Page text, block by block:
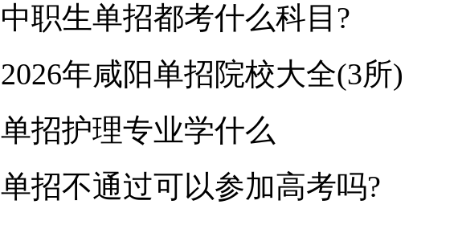
中职生单招都考什么科目?
2026年咸阳单招院校大全(3所)
单招护理专业学什么
单招不通过可以参加高考吗?